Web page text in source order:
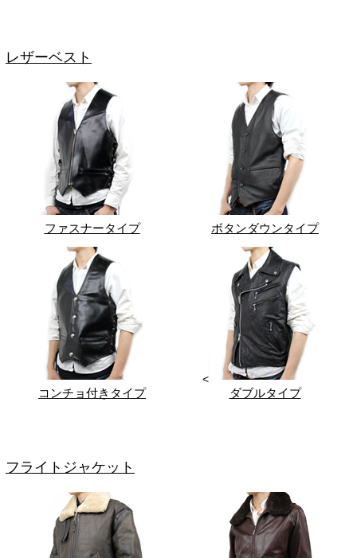
レザーベスト
ファスナータイプ ボタンダウンタイプ
コンチョ付きタイプ
<
ダブルタイプ
フライトジャケット